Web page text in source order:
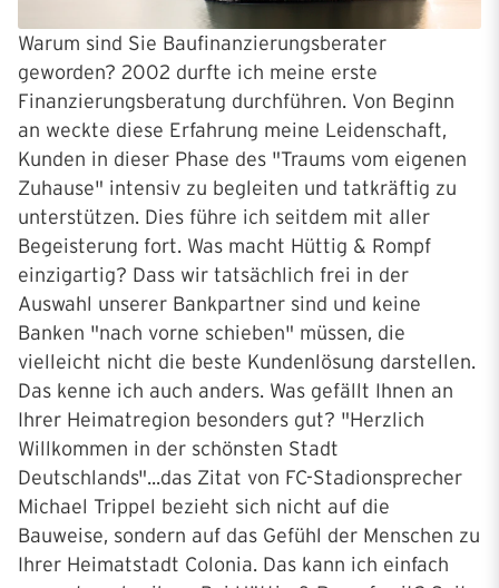
Warum sind Sie Baufinanzierungsberater
geworden? 2002 durfte ich meine erste
Finanzierungsberatung durchführen. Von Beginn
an weckte diese Erfahrung meine Leidenschaft,
Kunden in dieser Phase des "Traums vom eigenen
Zuhause" intensiv zu begleiten und tatkräftig zu
unterstützen. Dies führe ich seitdem mit aller
Begeisterung fort. Was macht Hüttig & Rompf
einzigartig? Dass wir tatsächlich frei in der
Auswahl unserer Bankpartner sind und keine
Banken "nach vorne schieben" müssen, die
vielleicht nicht die beste Kundenlösung darstellen.
Das kenne ich auch anders. Was gefällt Ihnen an
Ihrer Heimatregion besonders gut? "Herzlich
Willkommen in der schönsten Stadt
Deutschlands"...das Zitat von FC-Stadionsprecher
Michael Trippel bezieht sich nicht auf die
Bauweise, sondern auf das Gefühl der Menschen zu
Ihrer Heimatstadt Colonia. Das kann ich einfach